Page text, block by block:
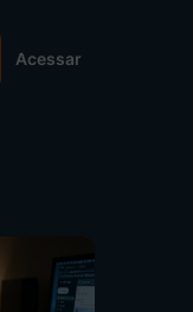
Acessar